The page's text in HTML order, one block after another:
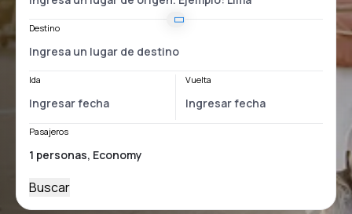
Destino
Ida Vuelta
Pasajeros
Buscar